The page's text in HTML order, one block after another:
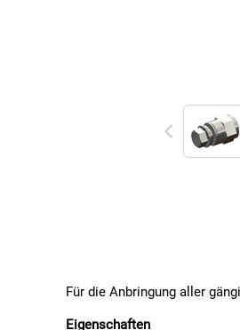
Für die Anbringung aller
Eigenschaften